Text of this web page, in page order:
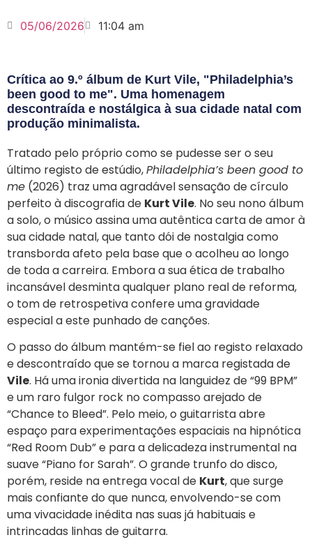
05/06/2026 11:04 am
Crítica ao 9.º álbum de Kurt Vile, "Philadelphia’s
been good to me". Uma homenagem
descontraída e nostálgica à sua cidade natal com
produção minimalista.
Tratado pelo próprio como se pudesse ser o seu
último registo de estúdio,Philadelphia’s been good to
me (2026) traz uma agradável sensação de círculo
perfeito à discografia de Kurt Vile. No seu nono álbum
a solo, o músico assina uma autêntica carta de amor à
sua cidade natal, que tanto dói de nostalgia como
transborda afeto pela base que o acolheu ao longo
de toda a carreira. Embora a sua ética de trabalho
incansável desminta qualquer plano real de reforma,
o tom de retrospetiva confere uma gravidade
especial a este punhado de canções.
O passo do álbum mantém-se fiel ao registo relaxado
e descontraído que se tornou a marca registada de
Vile. Há uma ironia divertida na languidez de “99 BPM”
e um raro fulgor rock no compasso arejado de
“Chance to Bleed”. Pelo meio, o guitarrista abre
espaço para experimentações espaciais na hipnótica
“Red Room Dub” e para a delicadeza instrumental na
suave “Piano for Sarah”. O grande trunfo do disco,
porém, reside na entrega vocal de Kurt, que surge
mais confiante do que nunca, envolvendo-se com
uma vivacidade inédita nas suas já habituais e
intrincadas linhas de guitarra.